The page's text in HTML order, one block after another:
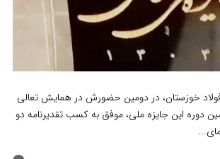
خوزستان، در دومین حضورش در همایش تعالی
دوره این جایزه ملی، موفق به کسب تقدیرنامه دو